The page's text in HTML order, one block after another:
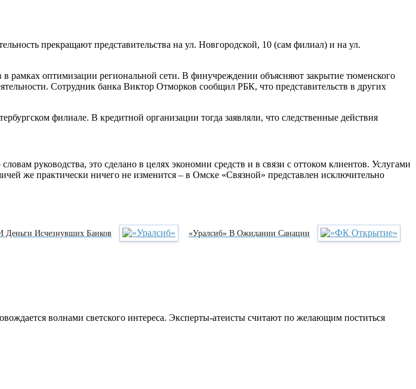
прекращают представительства на ул. Новгородской, 10 (сам филиал) и на ул.
рамках оптимизации региональной сети. В финучреждении объясняют закрытие тюменского
Сотрудник банка Виктор Отморков сообщил РБК, что представительств в других
филиале. В кредитной организации тогда заявляли, что следственные действия
руководства, это сделано в целях экономии средств и в связи с оттоком клиентов. Услугами
же практически ничего не изменится – в Омске «Связной» представлен исключительно
Исчезнувших Банков
«Уралсиб» В Ожидании Санации
волнами светского интереса. Эксперты-атеисты считают по желающим поститься